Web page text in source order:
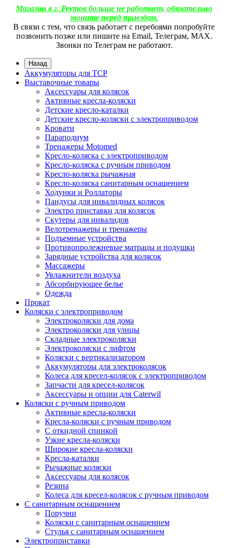
Магазин в г. Реутов больше не работает, обязательно
звоните перед приездом.
В связи с тем, что связь работает с перебоями попробуйте
позвонить позже или пишите на Email, Телеграм, МАХ.
Звонки по Телеграм не работают.
Назад
Аккумуляторы для ТСР
Выставочные товары
Аксессуары для колясок
Активные кресла-коляски
Детские кресло-каталки
Детские кресло-коляски с электроприводом
Кровати
Параподиум
Тренажеры Motomed
Кресло-коляска с электроприводом
Кресло-коляска с ручным приводом
Кресло-коляска рычажная
Кресло-коляска санитарным оснащением
Ходунки и Роллаторы
Пандусы для инвалидных колясок
Электро приставки для колясок
Скутеры для инвалидов
Велотренажеры и тренажеры
Подъемные устройства
Противопролежневые матрацы и подушки
Зарядные устройства для колясок
Массажеры
Увлажнители воздуха
Абсорбирующее белье
Одежда
Прокат
Коляски с электроприводом
Электроколяски для дома
Электроколяски для улицы
Складные электроколяски
Электроколяски с лифтом
Коляски с вертикализатором
Аккумуляторы для электроколясок
Колеса для кресел-колясок с электроприводом
Запчасти для кресел-колясок
Аксессуары и опции для Caterwil
Коляски с ручным приводом
Активные кресла-коляски
Кресла-коляски с ручным приводом
С откидной спинкой
Узкие кресла-коляски
Широкие кресла-коляски
Кресла-каталки
Рычажные коляски
Аксессуары для колясок
Резина
Колеса для кресел-колясок с ручным приводом
С санитарным оснащением
Поручни
Коляски с санитарным оснащением
Стулья с санитарным оснащением
Электроприставки